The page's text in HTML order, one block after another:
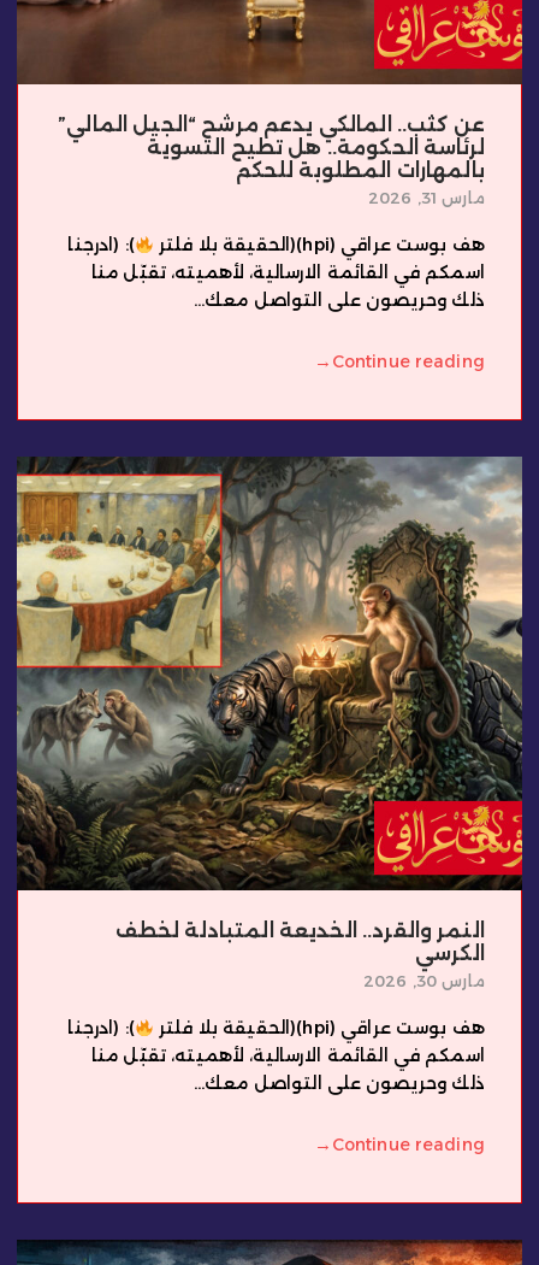
عن كثب.. المالكي يدعم مرشح “الجيل المالي”
لرئاسة الحكومة.. هل تطيح التسوية
بالمهارات المطلوبة للحكم
مارس 31, 2026
هف بوست عراقي (hpi)(الحقيقة بلا فلتر
): (ادرجنا
اسمكم في القائمة الارسالية، لأهميته، تقبّل منا
ذلك وحريصون على التواصل معك...
Continue reading
→
النمر والقرد.. الخديعة المتبادلة لخطف
الكرسي
مارس 30, 2026
هف بوست عراقي (hpi)(الحقيقة بلا فلتر
): (ادرجنا
اسمكم في القائمة الارسالية، لأهميته، تقبّل منا
ذلك وحريصون على التواصل معك...
Continue reading
→